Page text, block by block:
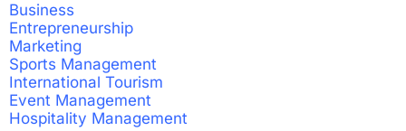
Business
Entrepreneurship
Marketing
Sports Management
International Tourism
Event Management
Hospitality Management